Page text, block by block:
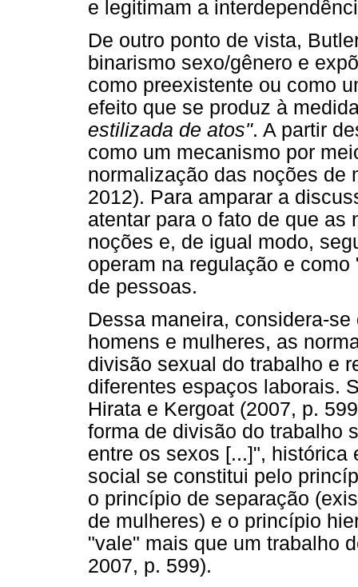
e legitimam a
De outro ponto de vista,
binarismo sexo/gênero e
como preexistente ou como
efeito que se produz à
estilizada de atos". A partir
como um mecanismo por
normalização das noções de
2012). Para amparar a
atentar para o fato de que as
noções e, de igual modo,
operam na regulação e
de pessoas.
Dessa maneira, considera-
homens e mulheres, as
divisão sexual do trabalho e
diferentes espaços laborais.
Hirata e Kergoat (2007, p.
forma de divisão do trabalho
entre os sexos [...]", histórica
social se constitui pelo
o princípio de separação
de mulheres) e o princípio
"vale" mais que um trabalho
2007, p. 599).